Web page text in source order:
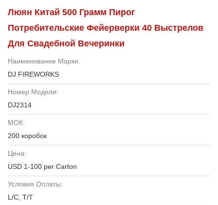
Люян Китай 500 Грамм Пирог
Потребительские Фейерверки 40 Выстрелов
Для Свадебной Вечеринки
Наименование Марки:
DJ FIREWORKS
Номер Модели:
DJ2314
МОК:
200 коробок
Цена:
USD 1-100 per Carton
Условия Оплаты:
L/C, T/T